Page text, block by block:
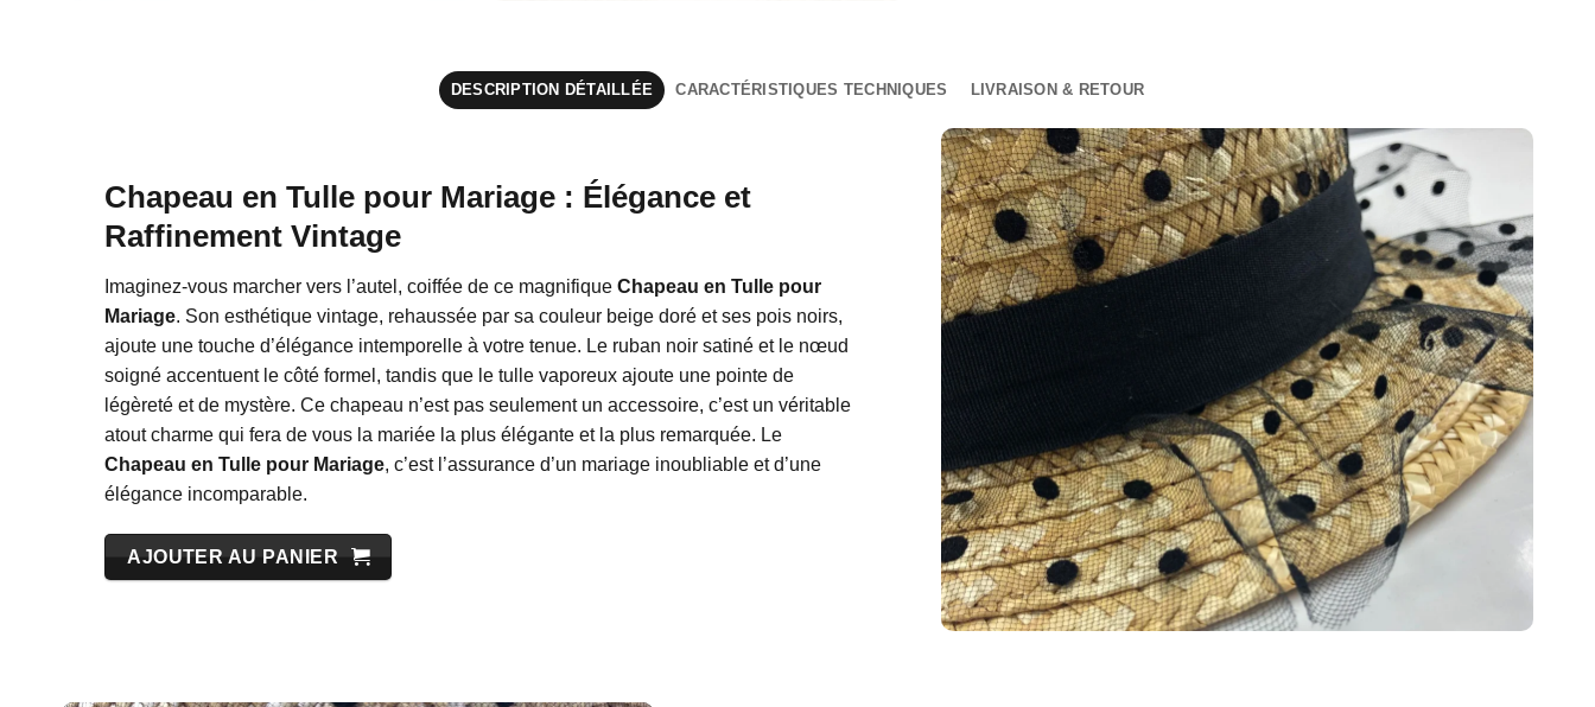
DESCRIPTION DÉTAILLÉE CARACTÉRISTIQUES TECHNIQUES LIVRAISON & RETOUR
Chapeau en Tulle pour Mariage : Élégance et
Raffinement Vintage
Imaginez-vous marcher vers l’autel, coiffée de ce magnifique Chapeau en Tulle pour
Mariage. Son esthétique vintage, rehaussée par sa couleur beige doré et ses pois noirs,
ajoute une touche d’élégance intemporelle à votre tenue. Le ruban noir satiné et le nœud
soigné accentuent le côté formel, tandis que le tulle vaporeux ajoute une pointe de
légèreté et de mystère. Ce chapeau n’est pas seulement un accessoire, c’est un véritable
atout charme qui fera de vous la mariée la plus élégante et la plus remarquée. Le
Chapeau en Tulle pour Mariage, c’est l’assurance d’un mariage inoubliable et d’une
élégance incomparable.
AJOUTER AU PANIER